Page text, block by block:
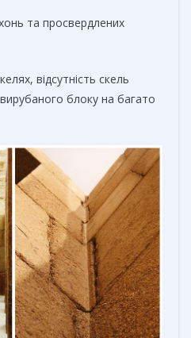
та просвердлених
відсутність скель
блоку на багато